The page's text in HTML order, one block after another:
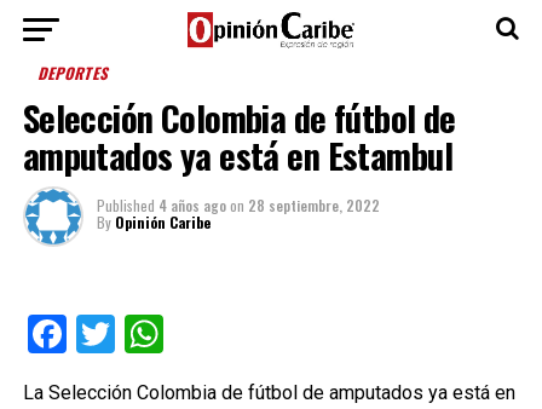
DEPORTES
Selección Colombia de fútbol de
amputados ya está en Estambul
Published 4 años agoon 28 septiembre, 2022
By Opinión Caribe
Facebook
TwitterWhatsApp
La Selección Colombia de fútbol de amputados ya está en